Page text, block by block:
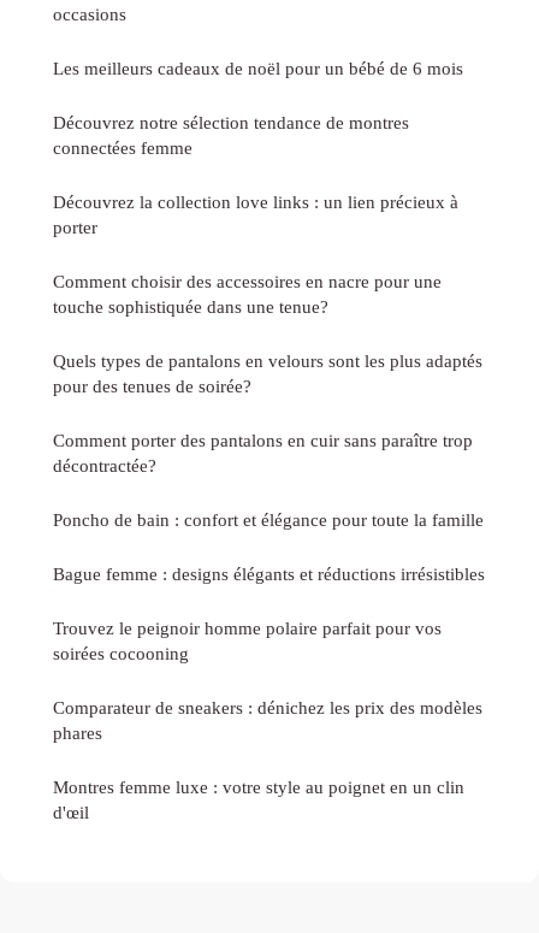
occasions
Les meilleurs cadeaux de noël pour un bébé de 6 mois
Découvrez notre sélection tendance de montres
connectées femme
Découvrez la collection love links : un lien précieux à
porter
Comment choisir des accessoires en nacre pour une
touche sophistiquée dans une tenue?
Quels types de pantalons en velours sont les plus adaptés
pour des tenues de soirée?
Comment porter des pantalons en cuir sans paraître trop
décontractée?
Poncho de bain : confort et élégance pour toute la famille
Bague femme : designs élégants et réductions irrésistibles
Trouvez le peignoir homme polaire parfait pour vos
soirées cocooning
Comparateur de sneakers : dénichez les prix des modèles
phares
Montres femme luxe : votre style au poignet en un clin
d'œil